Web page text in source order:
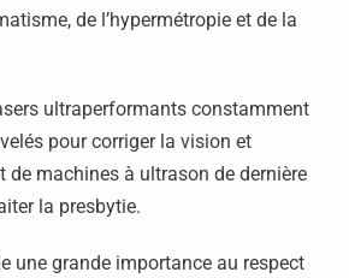
de l’hypermétropie et de la
ultraperformants constamment
pour corriger la vision et
de machines à ultrason de dernière
la presbytie.
une grande importance au respect